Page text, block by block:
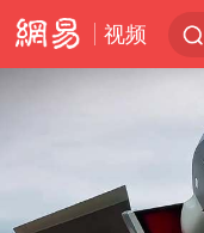
视频